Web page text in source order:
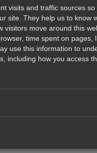
κυρίως βρίσκονται
όπλο επίσης για
το όπλο δεν
τη βέργα από την
αποτελεσματική λύση.
visits and traffic sources
site. They help us to know
visitors move around this
time spent on pages,
use this information to
including how you access